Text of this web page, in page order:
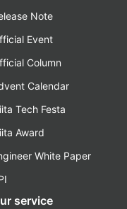
Note
Event
Column
Calendar
Tech Festa
Award
White Paper
service